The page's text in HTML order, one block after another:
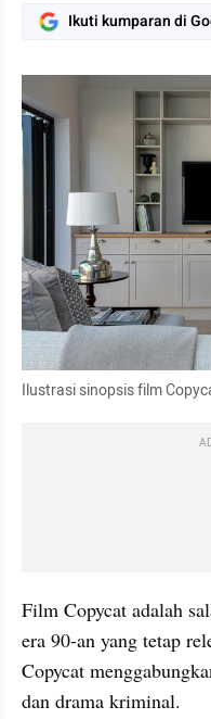
Ikuti kumparan di
Ilustrasi sinopsis film
Film Copycat adalah
era 90-an yang tetap
Copycat
dan drama kriminal.